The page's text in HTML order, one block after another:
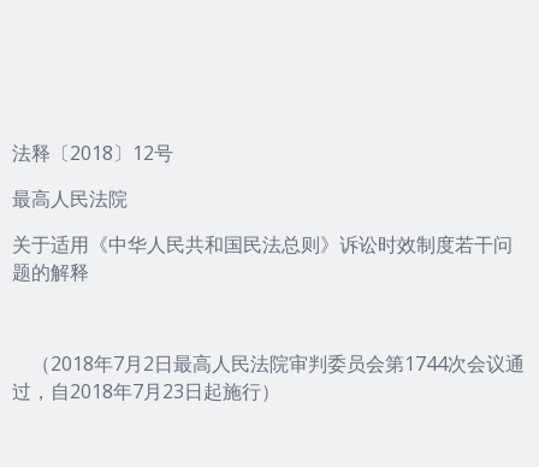
法释〔2018〕12号
最高人民法院
关于适用《中华人民共和国民法总则》诉讼时效制度若干问
题的解释
（2018年7月2日最高人民法院审判委员会第1744次会议通
过，自2018年7月23日起施行）